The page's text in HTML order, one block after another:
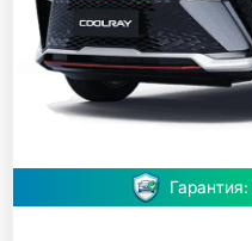
Гарантия: